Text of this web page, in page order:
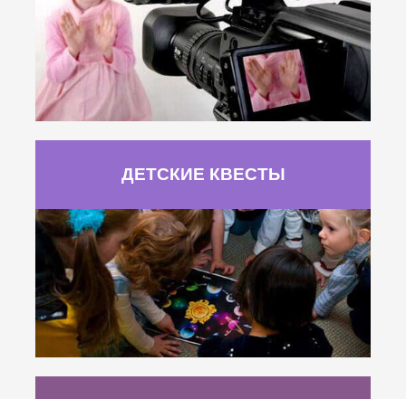
ДЕТСКИЕ КВЕСТЫ